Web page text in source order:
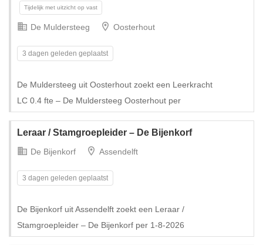
De Muldersteeg Oosterhout
3 dagen geleden geplaatst
De Muldersteeg uit Oosterhout zoekt een Leerkracht
LC 0.4 fte – De Muldersteeg Oosterhout per
Leraar / Stamgroepleider – De Bijenkorf
De Bijenkorf Assendelft
3 dagen geleden geplaatst
De Bijenkorf uit Assendelft zoekt een Leraar /
Stamgroepleider – De Bijenkorf per 1-8-2026